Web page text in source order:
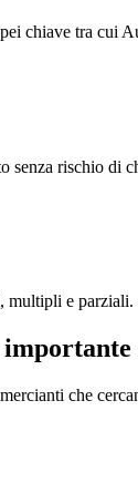
chiave tra cui
senza rischio di
multipli e parziali.
che